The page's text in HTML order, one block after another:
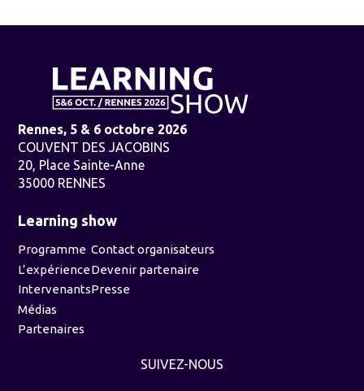
Rennes, 5 & 6 octobre 2026
COUVENT DES JACOBINS
20, Place Sainte-Anne
35000 RENNES
Learning show
Programme
L’expérience
Intervenants
Médias
Partenaires
Contact organisateurs
Devenir partenaire
Presse
SUIVEZ-NOUS